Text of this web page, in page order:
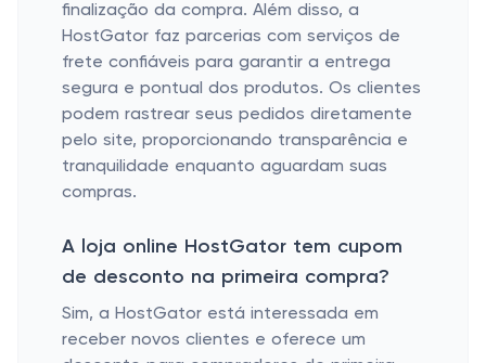
finalização da compra. Além disso, a
HostGator faz parcerias com serviços de
frete confiáveis ​​para garantir a entrega
segura e pontual dos produtos. Os clientes
podem rastrear seus pedidos diretamente
pelo site, proporcionando transparência e
tranquilidade enquanto aguardam suas
compras.
A loja online HostGator tem cupom
de desconto na primeira compra?
Sim, a HostGator está interessada em
receber novos clientes e oferece um